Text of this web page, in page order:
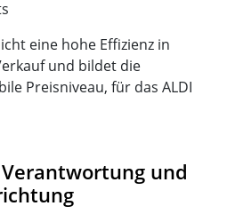
eine hohe Effizienz in
und bildet die
Preisniveau, für das ALDI
und